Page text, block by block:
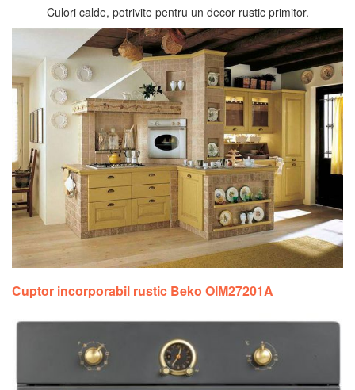
Culori calde, potrivite pentru un decor rustic primitor.
Cuptor incorporabil rustic Beko OIM27201A